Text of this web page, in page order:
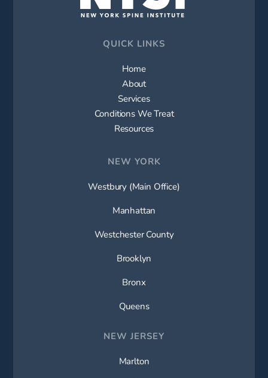
QUICK LINKS
Home
About
Services
Conditions We Treat
Resources
NEW YORK
Westbury (Main Office)
Manhattan
Westchester County
Brooklyn
Bronx
Queens
NEW JERSEY
Marlton